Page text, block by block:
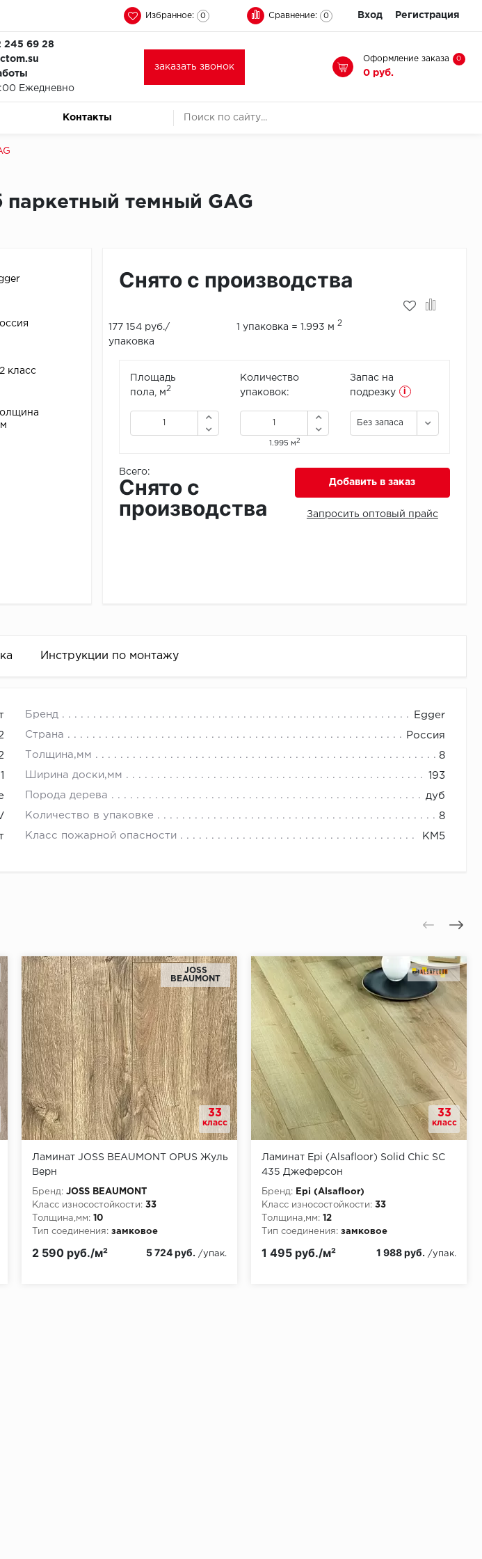
Избранное: 0 Сравнение: 0 Вход Регистрация
245 69 28
Ежедневно
заказать звонок
Оформление заказа 0
0 руб.
Контакты
паркетный темный GAG
класс
Снято с производства
177 154 руб./
упаковка
1 упаковка = 1.993 м 2
Площадь
пола, м2
Количество
упаковок:
1.995 м2
Запас на
подрезку
i
Без запаса
Всего:
Снято с
производства
Добавить в заказ
Запросить оптовый прайс
Инструкции по монтажу
Бренд Egger
Страна Россия
Толщина,мм 8
Ширина доски,мм 193
Порода дерева дуб
Количество в упаковке 8
Класс пожарной опасности КМ5
33
класс
JOSS
BEAUMONT
Ламинат JOSS BEAUMONT OPUS Жуль
Верн
Бренд: JOSS BEAUMONT
Класс износостойкости: 33
Толщина,мм: 10
Тип соединения: замковое
2 590 руб./м² 5 724 руб. /упак.
33
класс
Ламинат Epi (Alsafloor) Solid Chic SC
435 Джеферсон
Бренд:
Epi (Alsafloor)
Класс износостойкости: 33
Толщина,мм: 12
Тип соединения: замковое
1 495 руб./м² 1 988 руб. /упак.